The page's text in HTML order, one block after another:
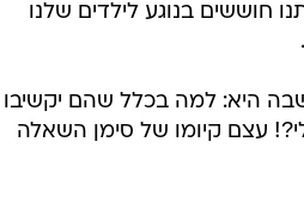
חוששים בנוגע לילדים שלנו
היא: למה בכלל שהם יקשיבו
עצם קיומו של סימן השאלה